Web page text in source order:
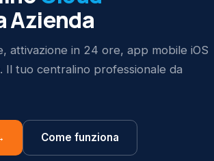
Azienda
attivazione in 24 ore, app mobile iOS
Il tuo centralino professionale da
Come funziona